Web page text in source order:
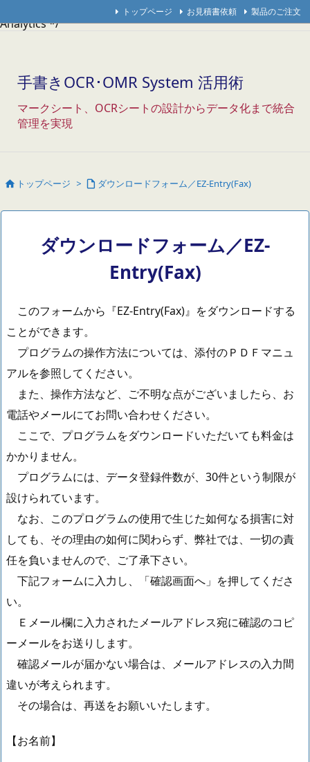
/* Googleアナリティクス *//* アクセス解析研究所 *//* THK
Analytics */
トップページ お見積書依頼 製品のご注文
手書きOCR･OMR System 活用術
マークシート、OCRシートの設計からデータ化まで統合
管理を実現
 トップページ >  ダウンロードフォーム／EZ-Entry(Fax)
ダウンロードフォーム／EZ-
Entry(Fax)
このフォームから『EZ-Entry(Fax)』をダウンロードする
ことができます。
プログラムの操作方法については、添付のＰＤＦマニュ
アルを参照してください。
また、操作方法など、ご不明な点がございましたら、お
電話やメールにてお問い合わせください。
ここで、プログラムをダウンロードいただいても料金は
かかりません。
プログラムには、データ登録件数が、30件という制限が
設けられています。
なお、このプログラムの使用で生じた如何なる損害に対
しても、その理由の如何に関わらず、弊社では、一切の責
任を負いませんので、ご了承下さい。
下記フォームに入力し、「確認画面へ」を押してくださ
い。
Ｅメール欄に入力されたメールアドレス宛に確認のコピ
ーメールをお送りします。
確認メールが届かない場合は、メールアドレスの入力間
違いが考えられます。
その場合は、再送をお願いいたします。
【お名前】